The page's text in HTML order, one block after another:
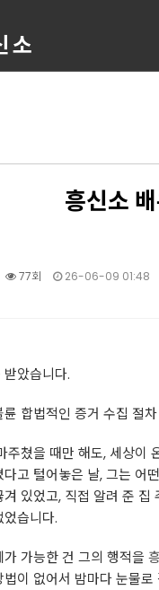
소
흥신소
77회 26-06-09 01:48
았습니다.
륜 합법적인 증거 수집 절
주쳤을 때만 해도, 세상이
고 털어놓은 날, 그는 어
있었고, 직접 알려 준
습니다.
가능한 건 그의 행적을
이 없어서 밤마다 눈물